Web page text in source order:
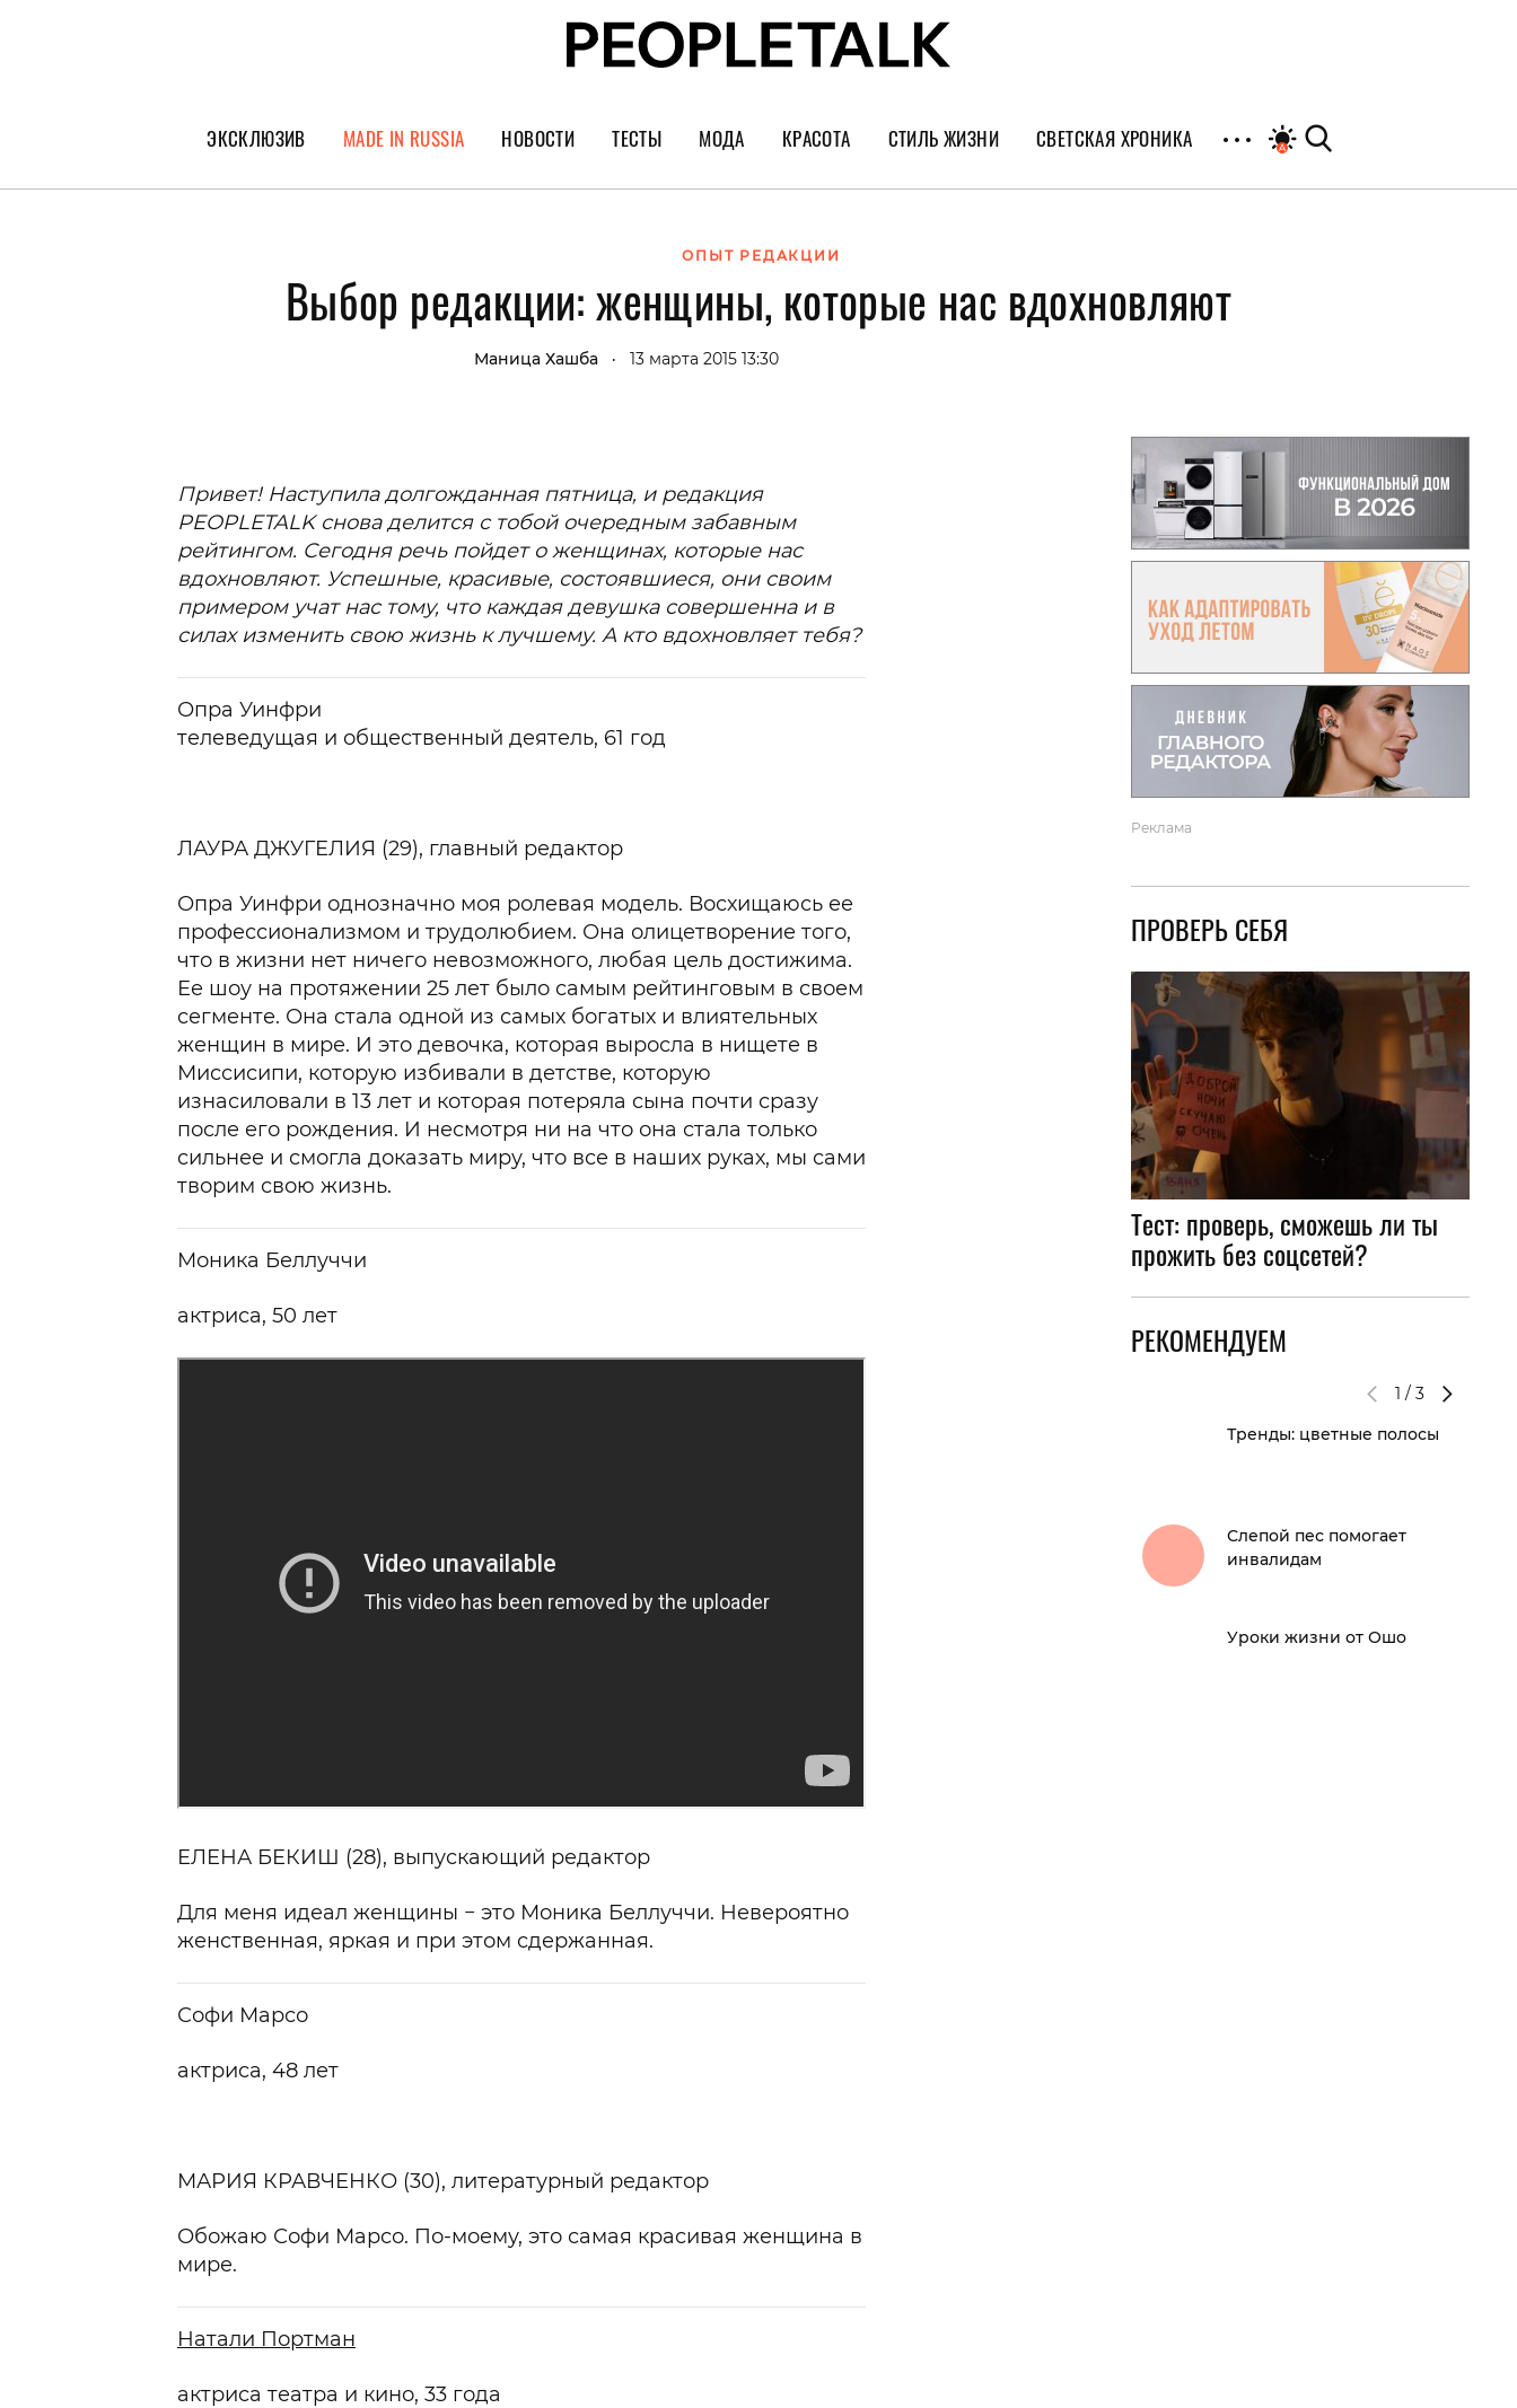
ЭКСКЛЮЗИВ
ГЕРОИ PEOPLETALK
ИНТЕРВЬЮ
ПОКОЛЕНИЕ
MADE IN RUSSIA НОВОСТИ ТЕСТЫ МОДА
Тренды
Украшения и часы
КРАСОТА
Уход за лицом
Парфюм
СТИЛЬ ЖИЗНИ
Культура
Путешествия
СВЕТСКАЯ ХРОНИКА
ОПЫТ РЕДАКЦИИ
Выбор редакции: женщины, которые нас вдохновляют
Маница Хашба • 13 марта 2015 13:30
Привет! Наступила долгожданная пятница, и редакция
PEOPLETALK снова делится с тобой очередным забавным
рейтингом. Сегодня речь пойдет о женщинах, которые нас
вдохновляют. Успешные, красивые, состоявшиеся, они своим
примером учат нас тому, что каждая девушка совершенна и в
силах изменить свою жизнь к лучшему. А кто вдохновляет тебя?
Опра Уинфри
телеведущая и общественный деятель, 61 год
ЛАУРА ДЖУГЕЛИЯ (29), главный редактор
Опра Уинфри однозначно моя ролевая модель. Восхищаюсь ее
профессионализмом и трудолюбием. Она олицетворение того,
что в жизни нет ничего невозможного, любая цель достижима.
Ее шоу на протяжении 25 лет было самым рейтинговым в своем
сегменте. Она стала одной из самых богатых и влиятельных
женщин в мире. И это девочка, которая выросла в нищете в
Миссисипи, которую избивали в детстве, которую
изнасиловали в 13 лет и которая потеряла сына почти сразу
после его рождения. И несмотря ни на что она стала только
сильнее и смогла доказать миру, что все в наших руках, мы сами
творим свою жизнь.
Моника Беллуччи
актриса, 50 лет
ЕЛЕНА БЕКИШ (28), выпускающий редактор
Для меня идеал женщины − это Моника Беллуччи. Невероятно
женственная, яркая и при этом сдержанная.
Софи Марсо
актриса, 48 лет
МАРИЯ КРАВЧЕНКО (30), литературный редактор
Обожаю Софи Марсо. По-моему, это самая красивая женщина в
мире.
Натали Портман
актриса театра и кино, 33 года
Реклама
ПРОВЕРЬ СЕБЯ
Тест: проверь, сможешь ли ты
прожить без соцсетей?
РЕКОМЕНДУЕМ
1 / 3
Тренды: цветные полосы
Слепой пес помогает
инвалидам
Уроки жизни от Ошо